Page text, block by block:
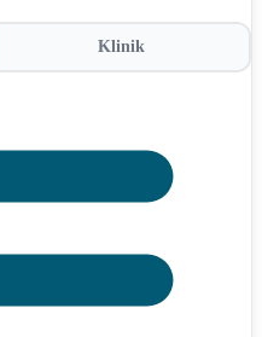
Klinik